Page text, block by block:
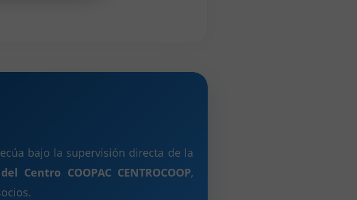
bajo la supervisión directa de la
Centro COOPAC CENTROCOOP,